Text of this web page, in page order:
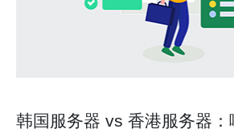
韩国服务器 vs 香港服务器：